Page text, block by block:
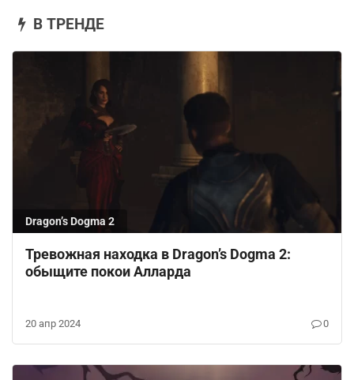
В ТРЕНДЕ
Dragon’s Dogma 2
Тревожная находка в Dragon’s Dogma 2:
обыщите покои Алларда
20 апр 2024 0